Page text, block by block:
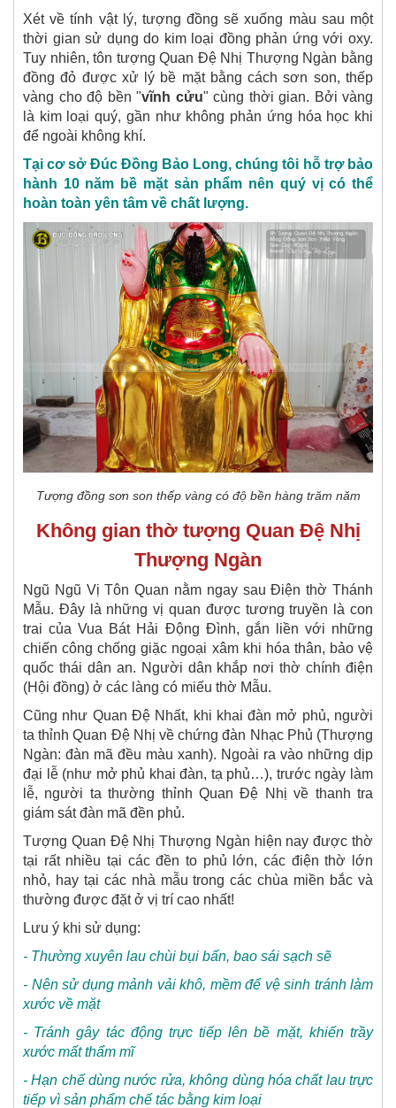
Xét về tính vật lý, tượng đồng sẽ xuống màu sau một
thời gian sử dụng do kim loại đồng phản ứng với oxy.
Tuy nhiên, tôn tượng Quan Đệ Nhị Thượng Ngàn bằng
đồng đỏ được xử lý bề mặt bằng cách sơn son, thếp
vàng cho độ bền "vĩnh cửu" cùng thời gian. Bởi vàng
là kim loại quý, gần như không phản ứng hóa học khi
để ngoài không khí.
Tại cơ sở Đúc Đồng Bảo Long, chúng tôi hỗ trợ bảo
hành 10 năm bề mặt sản phẩm nên quý vị có thể
hoàn toàn yên tâm về chất lượng.
Tượng đồng sơn son thếp vàng có độ bền hàng trăm năm
Không gian thờ tượng Quan Đệ Nhị
Thượng Ngàn
Ngũ Ngũ Vị Tôn Quan nằm ngay sau Điện thờ Thánh
Mẫu. Đây là những vị quan được tương truyền là con
trai của Vua Bát Hải Động Đình, gắn liền với những
chiến công chống giặc ngoại xâm khi hóa thân, bảo vệ
quốc thái dân an. Người dân khắp nơi thờ chính điện
(Hội đồng) ở các làng có miếu thờ Mẫu.
Cũng như Quan Đệ Nhất, khi khai đàn mở phủ, người
ta thỉnh Quan Đệ Nhị về chứng đàn Nhạc Phủ (Thượng
Ngàn: đàn mã đều màu xanh). Ngoài ra vào những dịp
đại lễ (như mở phủ khai đàn, tạ phủ…), trước ngày làm
lễ, người ta thường thỉnh Quan Đệ Nhị về thanh tra
giám sát đàn mã đền phủ.
Tượng Quan Đệ Nhị Thượng Ngàn hiện nay được thờ
tại rất nhiều tại các đền to phủ lớn, các điện thờ lớn
nhỏ, hay tại các nhà mẫu trong các chùa miền bắc và
thường được đặt ở vị trí cao nhất!
Lưu ý khi sử dụng:
- Thường xuyên lau chùi bụi bẩn, bao sái sạch sẽ
- Nên sử dụng mảnh vải khô, mềm để vệ sinh tránh làm
xước về mặt
- Tránh gây tác động trực tiếp lên bề mặt, khiến trầy
xước mất thẩm mĩ
- Hạn chế dùng nước rửa, không dùng hóa chất lau trực
tiếp vì sản phẩm chế tác bằng kim loại